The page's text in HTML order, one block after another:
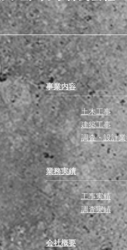
事業内容
土木工事
建築工事
調査・設計業
業務実績
工事実績
調査実績
会社概要